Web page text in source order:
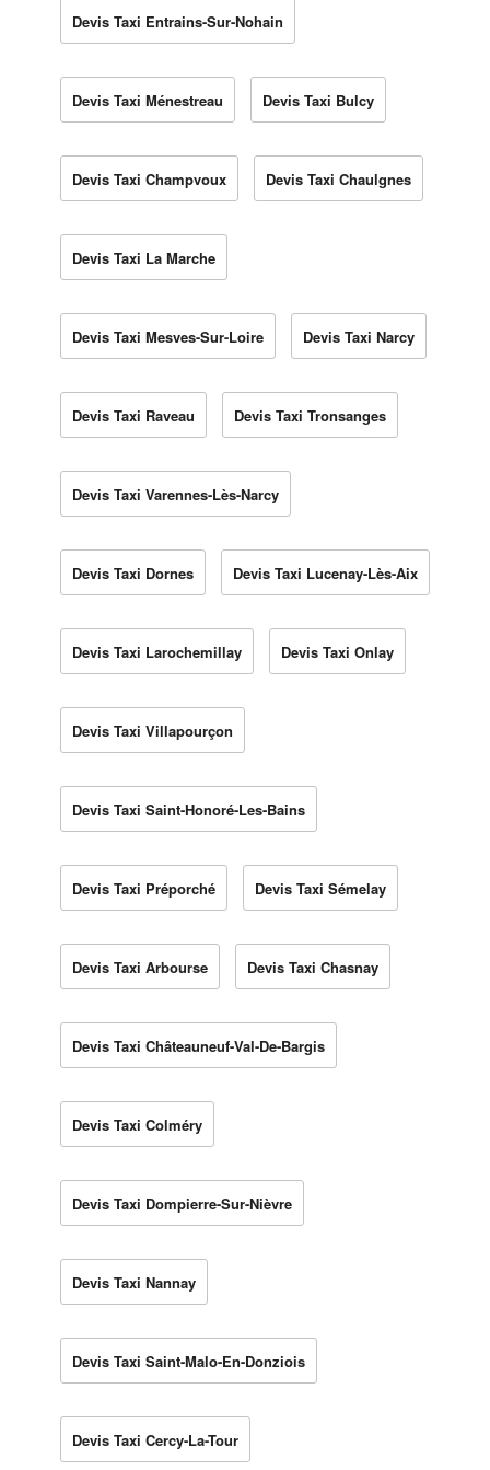
Devis Taxi Entrains-Sur-Nohain
Devis Taxi Ménestreau Devis Taxi Bulcy
Devis Taxi Champvoux Devis Taxi Chaulgnes
Devis Taxi La Marche
Devis Taxi Mesves-Sur-Loire Devis Taxi Narcy
Devis Taxi Raveau Devis Taxi Tronsanges
Devis Taxi Varennes-Lès-Narcy
Devis Taxi Dornes Devis Taxi Lucenay-Lès-Aix
Devis Taxi Larochemillay Devis Taxi Onlay
Devis Taxi Villapourçon
Devis Taxi Saint-Honoré-Les-Bains
Devis Taxi Préporché Devis Taxi Sémelay
Devis Taxi Arbourse Devis Taxi Chasnay
Devis Taxi Châteauneuf-Val-De-Bargis
Devis Taxi Colméry
Devis Taxi Dompierre-Sur-Nièvre
Devis Taxi Nannay
Devis Taxi Saint-Malo-En-Donziois
Devis Taxi Cercy-La-Tour